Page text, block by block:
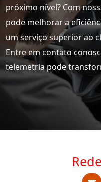
próximo nível? Com
pode melhorar a
um serviço superior ao
Entre em contato
telemetria pode